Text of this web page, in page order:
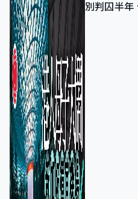
別判囚半年